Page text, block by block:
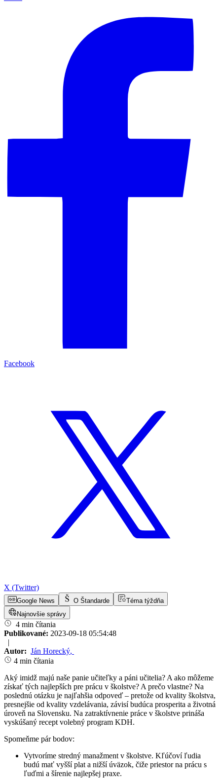
Facebook
X (Twitter)
Google News O Štandarde
Téma týždňa
Najnovšie správy
4 min čítania
Publikované: 2023-09-18 05:54:48
|
Autor: Ján Horecký,
4 min čítania
Aký imidž majú naše panie učiteľky a páni učitelia? A ako môžeme
získať tých najlepších pre prácu v školstve? A prečo vlastne? Na
poslednú otázku je najľahšia odpoveď – pretože od kvality školstva,
presnejšie od kvality vzdelávania, závisí budúca prosperita a životná
úroveň na Slovensku. Na zatraktívnenie práce v školstve prináša
vyskúšaný recept volebný program KDH.
Spomeňme pár bodov:
Vytvoríme stredný manažment v školstve. Kľúčoví ľudia
budú mať vyšší plat a nižší úväzok, čiže priestor na prácu s
ľuďmi a šírenie najlepšej praxe.